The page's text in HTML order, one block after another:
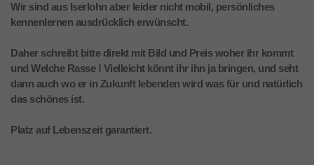
Wir sind aus Iserlohn aber leider nicht mobil, persönliches
kennenlernen ausdrücklich erwünscht.
Daher schreibt bitte direkt mit Bild und Preis woher ihr kommt
und Welche Rasse ! Vielleicht könnt ihr ihn ja bringen, und seht
dann auch wo er in Zukunft lebenden wird was für und natürlich
das schönes ist.
Platz auf Lebenszeit garantiert.